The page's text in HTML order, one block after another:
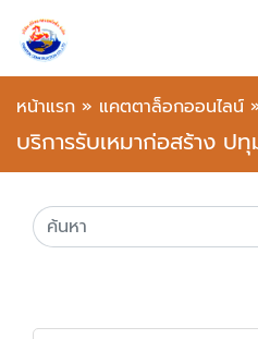
หน้าแรก » แคตตาล็อกออนไลน์
บริการรับเหมาก่อสร้าง ป